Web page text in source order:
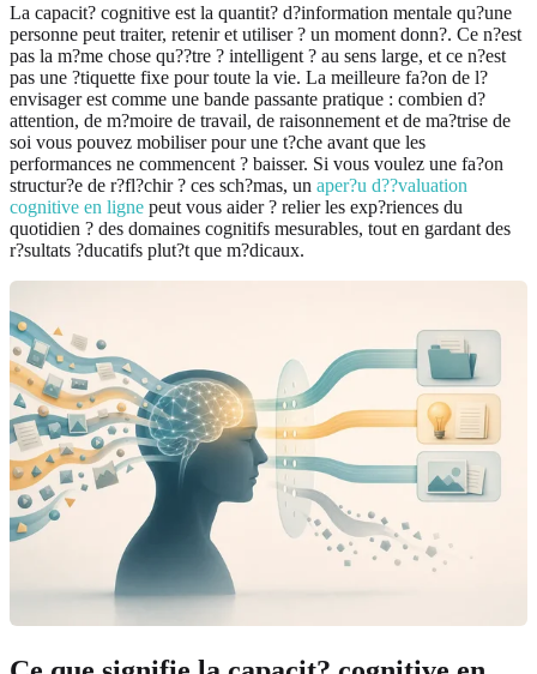
La capacit? cognitive est la quantit? d?information mentale qu?une
personne peut traiter, retenir et utiliser ? un moment donn?. Ce n?est
pas la m?me chose qu??tre ? intelligent ? au sens large, et ce n?est
pas une ?tiquette fixe pour toute la vie. La meilleure fa?on de l?
envisager est comme une bande passante pratique : combien d?
attention, de m?moire de travail, de raisonnement et de ma?trise de
soi vous pouvez mobiliser pour une t?che avant que les
performances ne commencent ? baisser. Si vous voulez une fa?on
structur?e de r?fl?chir ? ces sch?mas, un aper?u d??valuation
cognitive en ligne peut vous aider ? relier les exp?riences du
quotidien ? des domaines cognitifs mesurables, tout en gardant des
r?sultats ?ducatifs plut?t que m?dicaux.